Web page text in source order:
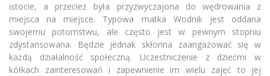
istocie, a przecież była przyzwyczajona do wędrowania z
miejsca na miejsce. Typowa matka Wodnik jest oddana
swojemu potomstwu, ale często jest w pewnym stopniu
zdystansowana. Będzie jednak skłonna zaangażować się w
każdą działalność społeczną. Uczestniczenie z dziećmi w
kółkach zainteresowań i zapewnienie im wielu zajęć to jej